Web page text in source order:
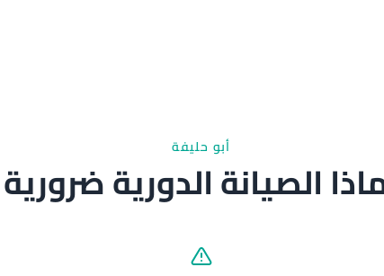
أبو حليفة
الصيانة الدورية ضرورية